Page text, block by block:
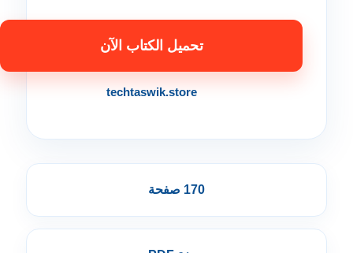
تحميل الكتاب الآن
techtaswik.store
170 صفحة